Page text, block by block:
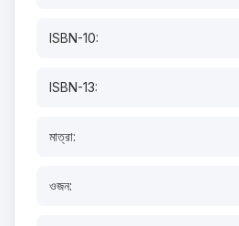
ISBN-10:
ISBN-13:
মাত্রা:
ওজন: